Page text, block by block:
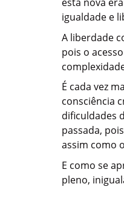
igualdade e
A liberdade
pois o
É cada vez
consciência
dificuldades
passada,
assim como
E como se
pleno,